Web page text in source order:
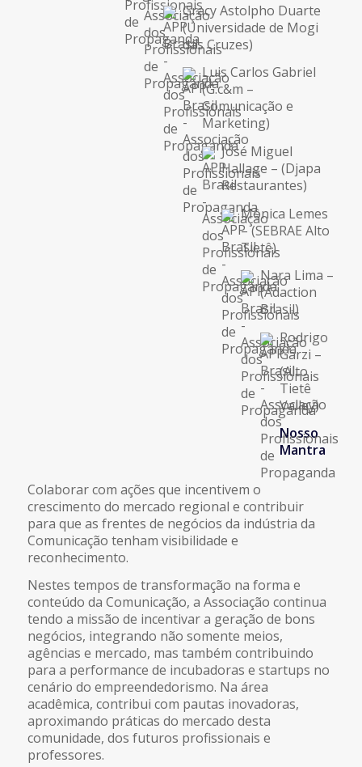
Gracy Astolpho Duarte
(Universidade de Mogi
das Cruzes)
Luis Carlos Gabriel
(G.c&m –
Comunicação e
Marketing)
José Miguel
Hallage – (Djapa
Restaurantes)
Mônica Lemes
– (SEBRAE Alto
Tietê)
Nara Lima –
(Adaction
Brasil)
Rodrigo
Garzi –
(Alto
Tietê
Valley)
Nosso
Mantra
Colaborar com ações que incentivem o
crescimento do mercado regional e contribuir
para que as frentes de negócios da indústria da
Comunicação tenham visibilidade e
reconhecimento.
Nestes tempos de transformação na forma e
conteúdo da Comunicação, a Associação continua
tendo a missão de incentivar a geração de bons
negócios, integrando não somente meios,
agências e mercado, mas também contribuindo
para a performance de incubadoras e startups no
cenário do empreendedorismo. Na área
acadêmica, contribui com pautas inovadoras,
aproximando práticas do mercado desta
comunidade, dos futuros profissionais e
professores.